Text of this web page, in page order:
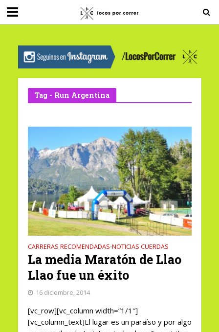
G-0X2PD3RFLV
Tag - Run Argentina
CARRERAS RECOMENDADAS•NOTICIAS CUERDAS
La media Maratón de Llao
Llao fue un éxito
16 diciembre, 2014
[vc_row][vc_column width=”1/1″]
[vc_column_text]El lugar es un paraíso y por algo